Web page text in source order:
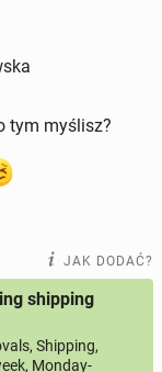
tym myślisz?
JAK DODAĆ?
shipping
Shipping,
Monday-